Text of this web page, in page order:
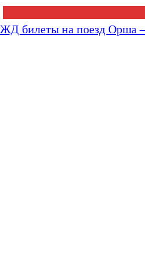
ЖД билеты на поезд Орша